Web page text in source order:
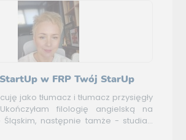
w FRP Twój StarUp
jako tłumacz i tłumacz przysięgły
filologię angielską na
Śląskim, następnie tamże - studia...